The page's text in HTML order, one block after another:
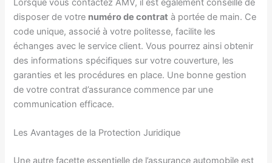
Lorsque vous contactez AMV, il est également conseillé de
disposer de votre numéro de contrat à portée de main. Ce
code unique, associé à votre politesse, facilite les
échanges avec le service client. Vous pourrez ainsi obtenir
des informations spécifiques sur votre couverture, les
garanties et les procédures en place. Une bonne gestion
de votre contrat d’assurance commence par une
communication efficace.
Les Avantages de la Protection Juridique
Une autre facette essentielle de l’assurance automobile est